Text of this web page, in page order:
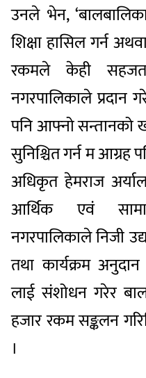
उनले भेन,
शिक्षा हासिल गर्न
रकमले केही
नगरपालिकाले प्रदान
पनि आफ्नो सन्तानको
सुनिश्चित गर्न म आग्रह
अधिकृत हेमराज
आर्थिक एवं
नगरपालिकाले निजी
तथा कार्यक्रम
लाई संशोधन गरेर
हजार रकम सङ्कलन
।